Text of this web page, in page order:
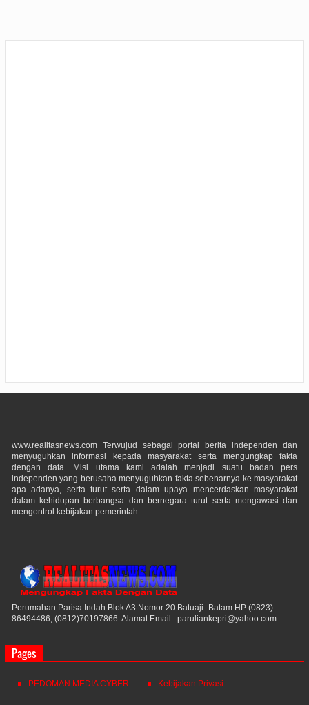
www.realitasnews.com Terwujud sebagai portal berita independen dan
menyuguhkan informasi kepada masyarakat serta mengungkap fakta
dengan data. Misi utama kami adalah menjadi suatu badan pers
independen yang berusaha menyuguhkan fakta sebenarnya ke masyarakat
apa adanya, serta turut serta dalam upaya mencerdaskan masyarakat
dalam kehidupan berbangsa dan bernegara turut serta mengawasi dan
mengontrol kebijakan pemerintah.
Perumahan Parisa Indah Blok A3 Nomor 20 Batuaji- Batam HP (0823)
86494486, (0812)70197866. Alamat Email : paruliankepri@yahoo.com
Pages
PEDOMAN MEDIA CYBER Kebijakan Privasi